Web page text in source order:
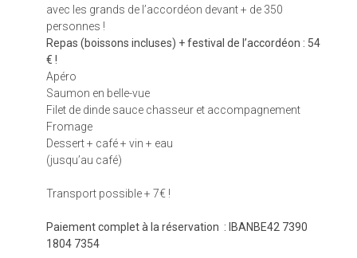
avec les grands de l’accordéon devant + de 350
personnes !
Repas (boissons incluses) + festival de l’accordéon : 54
€ !
Apéro
Saumon en belle-vue
Filet de dinde sauce chasseur et accompagnement
Fromage
Dessert + café + vin + eau
(jusqu’au café)
Transport possible + 7€ !
Paiement complet à la réservation : IBANBE42 7390
1804 7354